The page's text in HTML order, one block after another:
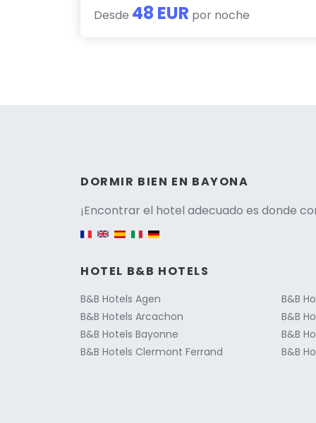
Desde 48 EUR por noche
DORMIR BIEN EN BAYONA
¡Encontrar el hotel adecuado es donde
HOTEL B&B HOTELS
B&B Hotels Agen
B&B Hotels Arcachon
B&B Hotels Bayonne
B&B Hotels Clermont Ferrand
B&B
B&B
B&B
B&B